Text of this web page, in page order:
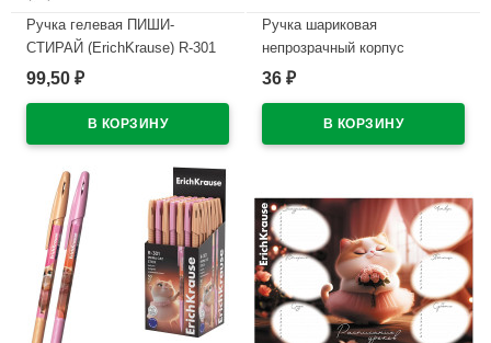
Ручка гелевая ПИШИ-
СТИРАЙ (ErichKrause) R-301
Магия Френч (Magic Frenchie)
99,50 ₽
Ручка шариковая
непрозрачный корпус
(ErichKrause) Техно Дино
арт.65178 (Ст.50)
36 ₽